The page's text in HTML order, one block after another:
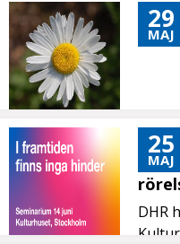
29
MAJ
25
MAJ
DHR